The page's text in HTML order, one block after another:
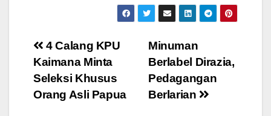
Post
navigation
Minuman
Berlabel Dirazia,
Pedagangan
Berlarian
4 Calang KPU
Kaimana Minta
Seleksi Khusus
Orang Asli Papua